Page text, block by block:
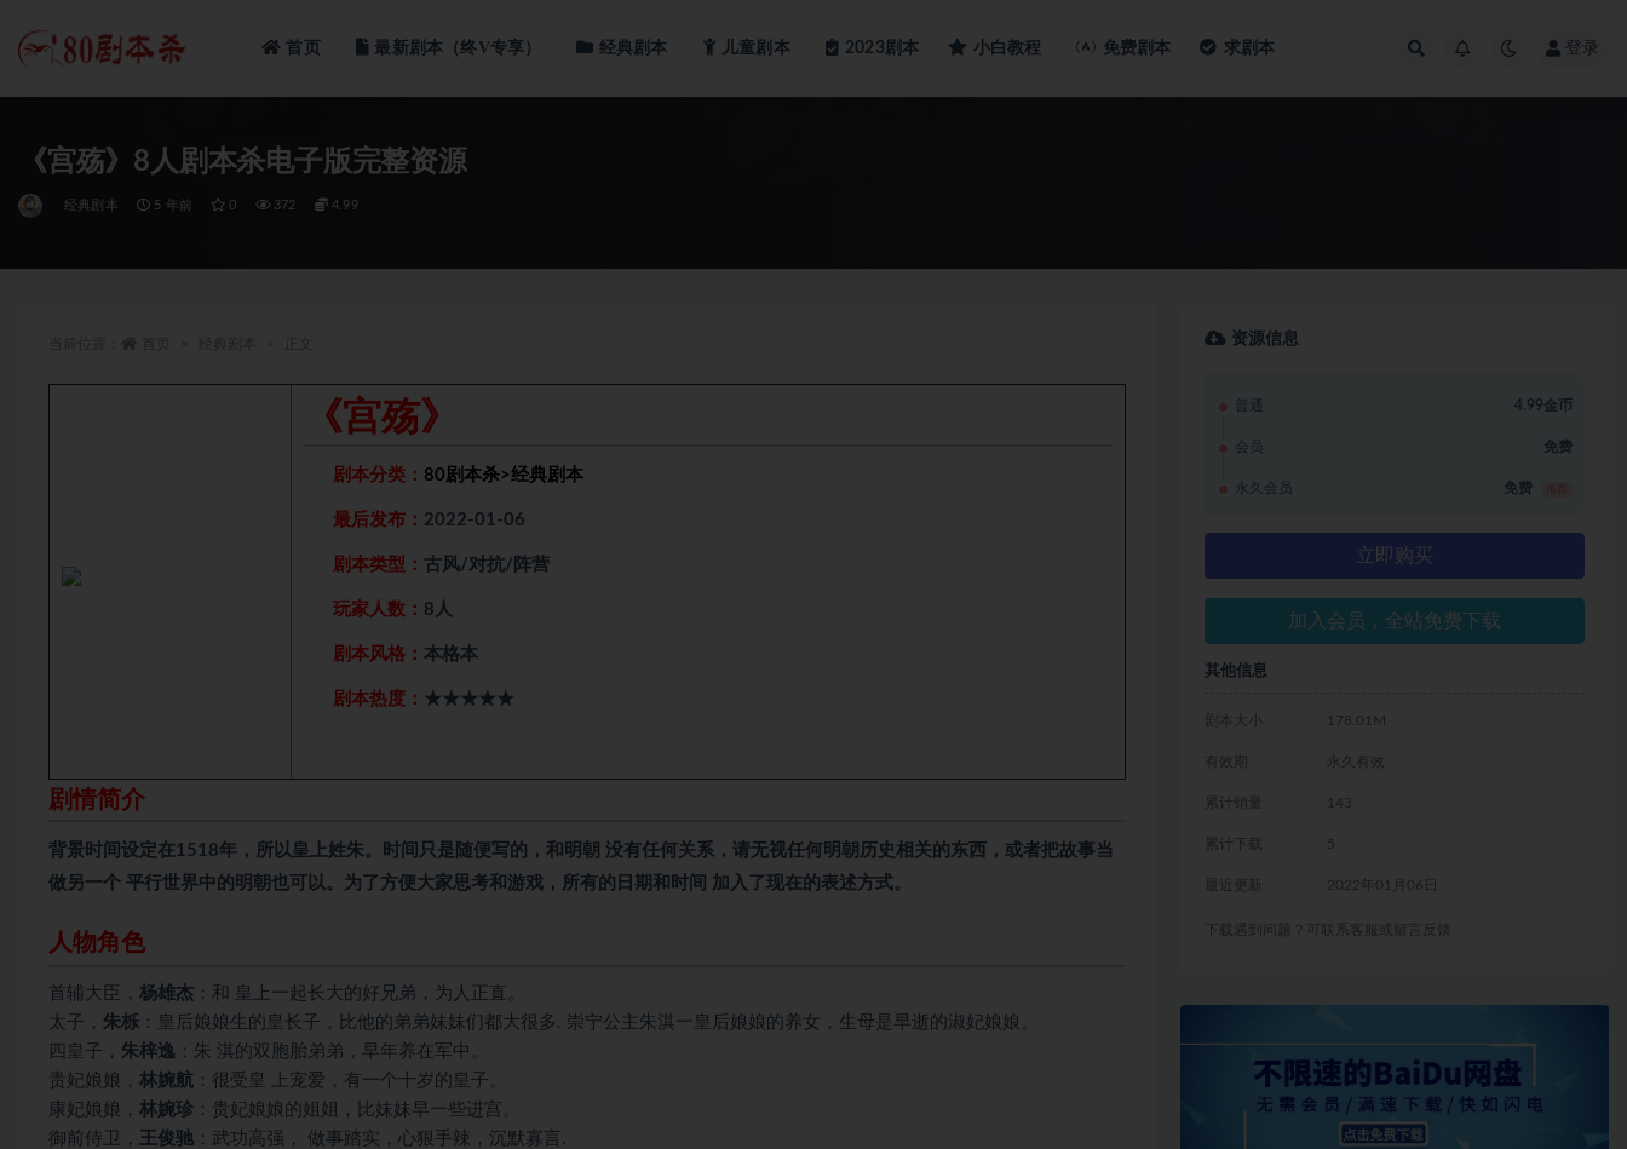
首页 最新剧本（终V专享） 经典剧本 儿童剧本 2023剧本 小白教程 免费剧本 求剧本 登录
《宫殇》8人剧本杀电子版完整资源
经典剧本 5 年前 0 372 4.99
《宫殇》
剧本分类： 80剧本杀>经典剧本
最后发布： 2022-01-06
剧本类型： 古风/对抗/阵营
玩家人数： 8人
剧本风格： 本格本
剧本热度： ★★★★★
剧情简介
背景时间设定在1518年，所以皇上姓朱。时间只是随便写的，和明朝 没有任何关系，请无视任何明朝历史相关的东西，或者把故事当
做另一个 平行世界中的明朝也可以。为了方便大家思考和游戏，所有的日期和时间 加入了现在的表述方式。
人物角色
首辅大臣， 杨雄杰 ：和 皇上一起长大的好兄弟，为人正直。
太子， 朱栎 ：皇后娘娘生的皇长子，比他的弟弟妹妹们都大很多. 崇宁公主朱淇一皇后娘娘的养女，生母是早逝的淑妃娘娘。
四皇子， 朱梓逸 ：朱 淇的双胞胎弟弟，早年养在军中。
贵妃娘娘， 林婉航 ：很受皇 上宠爱，有一个十岁的皇子。
康妃娘娘， 林婉珍 ：贵妃娘娘的姐姐，比妹妹早一些进宫。
御前侍卫， 王俊驰 ：武功高强， 做事踏实，心狠手辣，沉默寡言.
资源信息
普通 4.99金币
会员 免费
永久会员 免费
立即购买
加入会员，全站免费下载
其他信息
剧本大小 178.01M
有效期 永久有效
累计销量 143
累计下载 5
最近更新 2022年01月06日
下载遇到问题？可联系客服或留言反馈